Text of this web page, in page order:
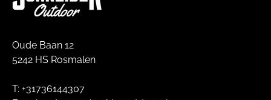
Oude Baan 12
5242 HS Rosmalen
T: +31736144307